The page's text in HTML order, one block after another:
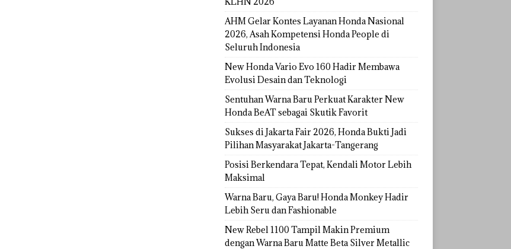
AHM Gelar Kontes Layanan Honda Nasional
2026, Asah Kompetensi Honda People di
Seluruh Indonesia
New Honda Vario Evo 160 Hadir Membawa
Evolusi Desain dan Teknologi
Sentuhan Warna Baru Perkuat Karakter New
Honda BeAT sebagai Skutik Favorit
Sukses di Jakarta Fair 2026, Honda Bukti Jadi
Pilihan Masyarakat Jakarta-Tangerang
Posisi Berkendara Tepat, Kendali Motor Lebih
Maksimal
Warna Baru, Gaya Baru! Honda Monkey Hadir
Lebih Seru dan Fashionable
New Rebel 1100 Tampil Makin Premium
dengan Warna Baru Matte Beta Silver Metallic